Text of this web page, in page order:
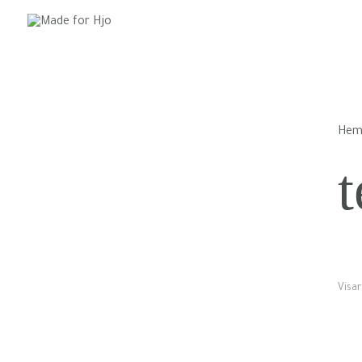
Hem